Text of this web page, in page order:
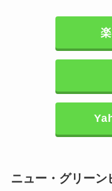
ニュー・グリーン